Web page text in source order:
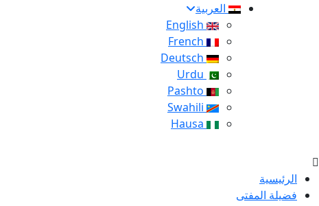
العربية
الرئيسية
فضيلة المفتى